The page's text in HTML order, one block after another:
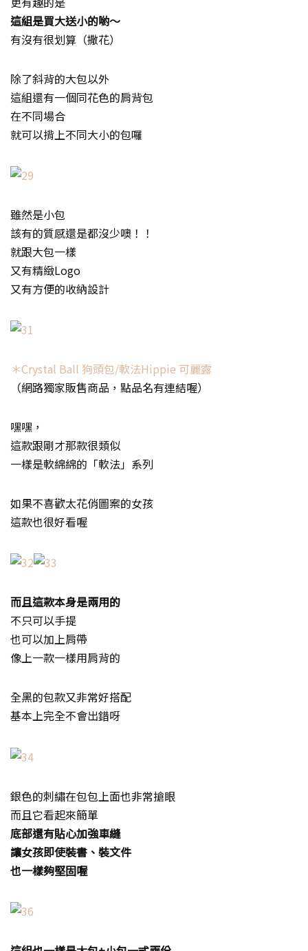
這組是買大送小的喲～
有沒有很划算（撒花）
除了斜背的大包以外
這組還有一個同花色的肩背包
在不同場合
就可以揹上不同大小的包囉
雖然是小包
該有的質感還是都沒少噢！！
就跟大包一樣
又有精緻Logo
又有方便的收納設計
＊Crystal Ball 狗頭包/軟法Hippie 可麗露
（網路獨家販售商品，點品名有連結喔）
嘿嘿，
這款跟剛才那款很類似
一樣是軟綿綿的「軟法」系列
如果不喜歡太花俏圖案的女孩
這款也很好看喔
而且這款本身是兩用的
不只可以手提
也可以加上肩帶
像上一款一樣用肩背的
全黑的包款又非常好搭配
基本上完全不會出錯呀
銀色的刺繡在包包上面也非常搶眼
而且它看起來簡單
底部還有貼心加強車縫
讓女孩即使裝書、裝文件
也一樣夠堅固喔